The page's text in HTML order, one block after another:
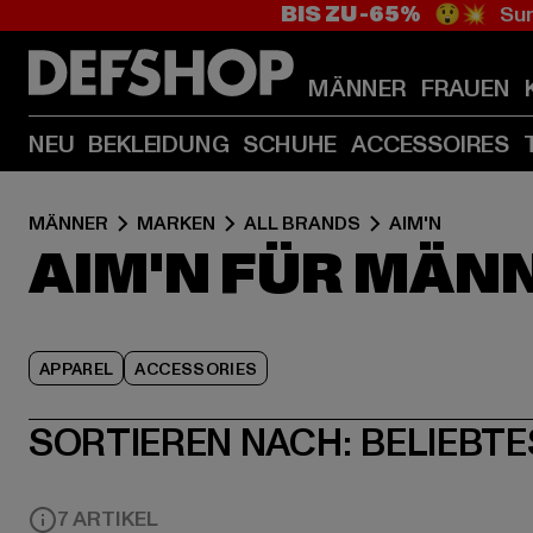
BIS ZU -65% 😲💥
MÄNNER FRAUEN
NEU BEKLEIDUNG SCHUHE ACCESSOIRES
MÄNNER MARKEN ALL BRANDS AIM'N
AIM'N FÜR
APPAREL ACCESSORIES
SORTIEREN NACH:
7 ARTIKEL